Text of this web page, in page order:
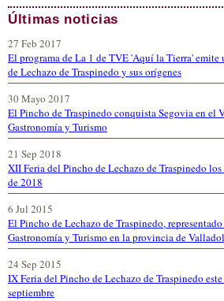
Últimas noticias
27 Feb 2017
El programa de La 1 de TVE 'Aquí la Tierra' emite
de Lechazo de Traspinedo y sus orígenes
30 Mayo 2017
El Pincho de Traspinedo conquista Segovia en el
Gastronomía y Turismo
21 Sep 2018
XII Feria del Pincho de Lechazo de Traspinedo
de 2018
6 Jul 2015
El Pincho de Lechazo de Traspinedo,
Gastronomía y Turismo en la provincia de
24 Sep 2015
IX Feria del Pincho de Lechazo de Traspinedo
septiembre